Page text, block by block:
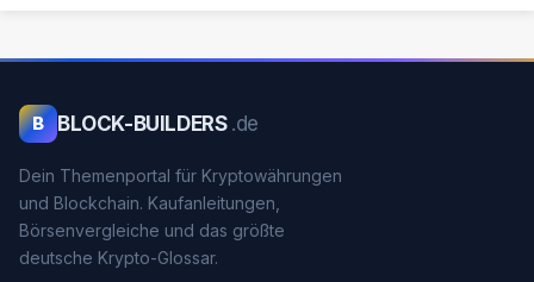
B BLOCK-BUILDERS .de
Dein Themenportal für Kryptowährungen
und Blockchain. Kaufanleitungen,
Börsenvergleiche und das größte
deutsche Krypto-Glossar.